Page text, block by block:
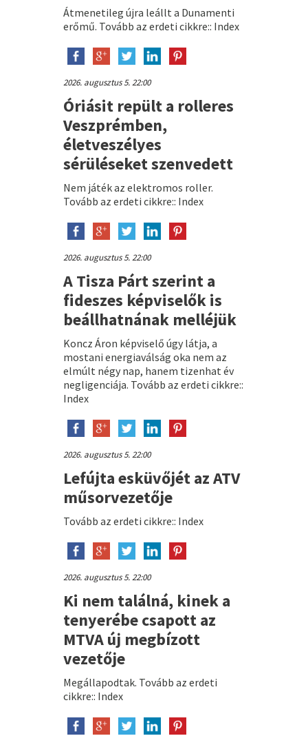
Átmenetileg újra leállt a Dunamenti
erőmű. Tovább az erdeti cikkre:: Index
2026. augusztus 5. 22:00
Óriásit repült a rolleres
Veszprémben,
életveszélyes
sérüléseket szenvedett
Nem játék az elektromos roller.
Tovább az erdeti cikkre:: Index
2026. augusztus 5. 22:00
A Tisza Párt szerint a
fideszes képviselők is
beállhatnának melléjük
Koncz Áron képviselő úgy látja, a
mostani energiaválság oka nem az
elmúlt négy nap, hanem tizenhat év
negligenciája. Tovább az erdeti cikkre::
Index
2026. augusztus 5. 22:00
Lefújta esküvőjét az ATV
műsorvezetője
Tovább az erdeti cikkre:: Index
2026. augusztus 5. 22:00
Ki nem találná, kinek a
tenyerébe csapott az
MTVA új megbízott
vezetője
Megállapodtak. Tovább az erdeti
cikkre:: Index